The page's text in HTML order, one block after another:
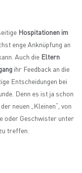
Hospitationen im
enge Anknüpfung an
Auch die Eltern
ihr Feedback an die
Entscheidungen bei
Denn es ist ja schon
neuen „Kleinen“, von
oder Geschwister unter
treffen.